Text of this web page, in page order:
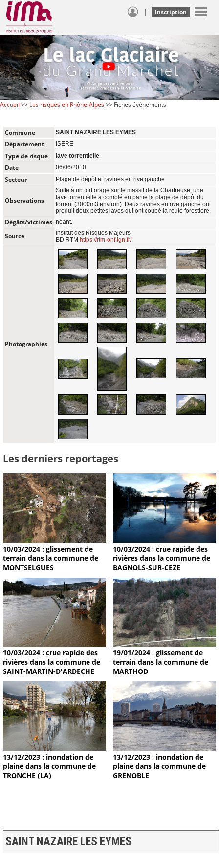
| Inscription
Accueil >> Les risques en Rhône-Alpes>> Fiches événements
Commune SAINT NAZAIRE LES EYMES
Département ISERE
Type de risque lave torrentielle
Date 06/06/2010
Secteur Plage de dépôt et ravines en rive gauche
Observations
Suite à un fort orage sur le massif de la Chartreuse, une
lave torrentielle a comblé en partie la plage de dépôt du
torrent (3000m3 environ). Deux ravines en rive gauche ont
produit deux petites laves qui ont coupé la route forestière.
Dégâts/victimes néant.
Source
Institut des Risques Majeurs
BD RTM https://rtm-onf.ign.fr/
Photographies
Les derniers reportages
10/03/2024 : glissement de
terrain dans la commune de
MONTSELGUES
10/03/2024 : crue rapide des
rivières dans la commune de
BAGNOLS-SUR-CEZE
10/03/2024 : crue rapide des
rivières dans la commune de
SAINT-MARTIN-D'ARDECHE
19/01/2024 : glissement de
terrain dans la commune de
MARTHOD
13/12/2023 : inondation de
plaine dans la commune de
TRONCHE (LA)
13/12/2023 : inondation de
plaine dans la commune de
GRENOBLE
SAINT NAZAIRE LES EYMES